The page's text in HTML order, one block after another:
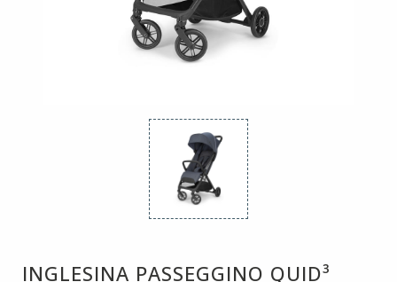
INGLESINA PASSEGGINO QUID³